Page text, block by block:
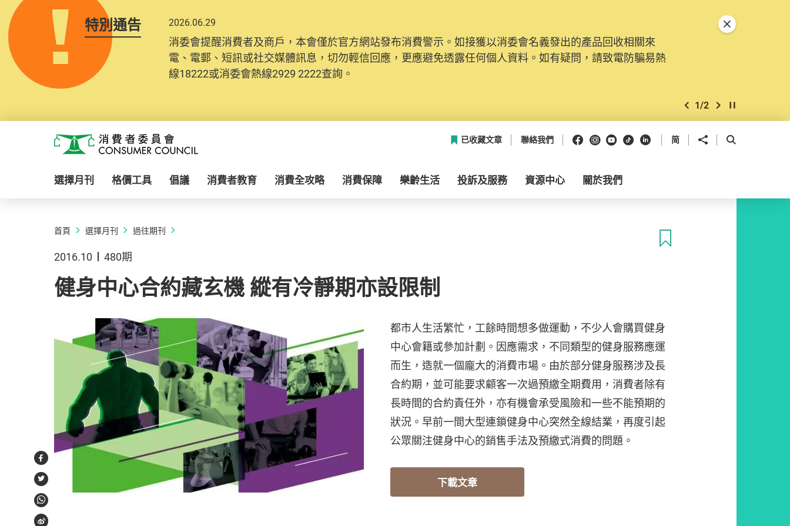
特別通告 2026.06.29
消委會提醒消費者及商戶，本會僅於官方網站發布消費警示。如接獲以消委會名義發出的產品回收相關來
電、電郵、短訊或社交媒體訊息，切勿輕信回應，更應避免透露任何個人資料。如有疑問，請致電防騙易熱
線18222或消委會熱線2929 2222查詢。
上一個
1/2 下一個開始/暫停幻燈
關閉特別通告
消費者委員會
已收藏文章 聯絡我們 Facebook
Instagram
Youtube
抖音領英 简 分享到 開啟搜尋框
選擇月刊 格價工具 倡議 消費者教育 消費全攻略 消費保障 樂齡生活 投訴及服務 資源中心 關於我們
首頁 選擇月刊 過往期刊
2016.10 480期
健身中心合約藏玄機 縱有冷靜期亦設限制
都市人生活繁忙，工餘時間想多做運動，不少人會購買健身
中心會籍或參加計劃。因應需求，不同類型的健身服務應運
而生，造就一個龐大的消費市場。由於部分健身服務涉及長
合約期，並可能要求顧客一次過預繳全期費用，消費者除有
長時間的合約責任外，亦有機會承受風險和一些不能預期的
狀況。早前一間大型連鎖健身中心突然全線結業，再度引起
公眾關注健身中心的銷售手法及預繳式消費的問題。
下載文章
Facebook
Twitter
WhatsApp